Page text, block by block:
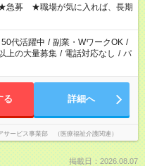
上勤務は社会保険への加入対象
雇い派遣の原則禁止）により、
が難しい場合があります
急募 ★職場が気に入れば、長期
代活躍中 / 副業・WワークOK /
上の大量募集 / 電話対応なし / パ
る 詳細へ
ービス事業部 （医療福祉介護関連）
掲載日：2026.08.07